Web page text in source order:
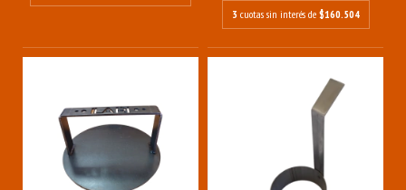
3 cuotas sin interés de $160.504